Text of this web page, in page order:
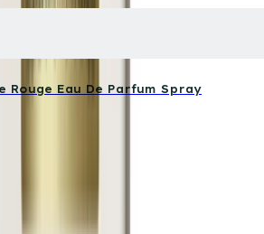
Rouge Eau De Parfum Spray